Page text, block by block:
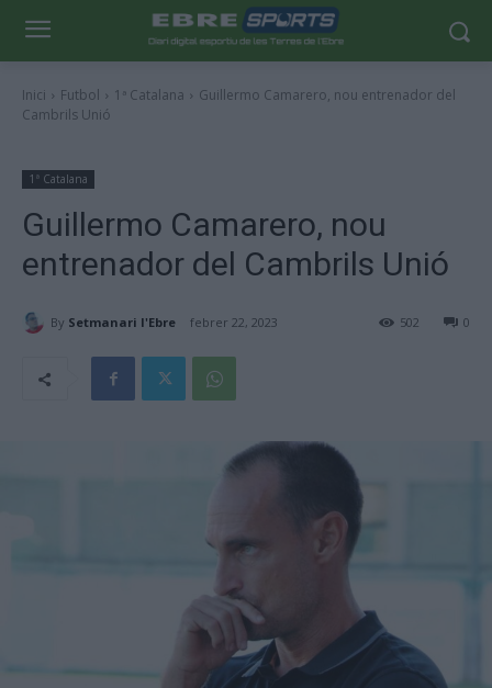
Inici Futbol 1ª Catalana
Guillermo Camarero, nou entrenador del
Cambrils Unió
1ª Catalana
Guillermo Camarero, nou
entrenador del Cambrils Unió
By Setmanari l'Ebre febrer 22, 2023 0
502